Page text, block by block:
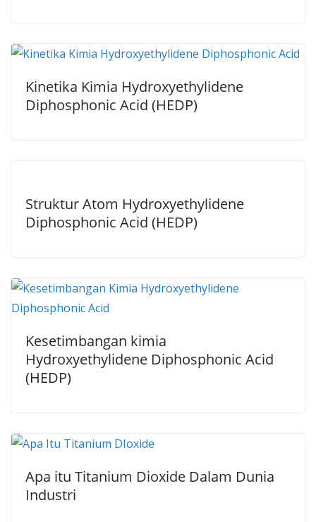
Kinetika Kimia Hydroxyethylidene
Diphosphonic Acid (HEDP)
Struktur Atom Hydroxyethylidene
Diphosphonic Acid (HEDP)
Kesetimbangan kimia
Hydroxyethylidene Diphosphonic Acid
(HEDP)
Apa itu Titanium Dioxide Dalam Dunia
Industri